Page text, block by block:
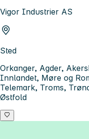
Vigor Industrier AS
Sted
Orkanger, Agder,
Innlandet, Møre og
Telemark, Troms,
Østfold